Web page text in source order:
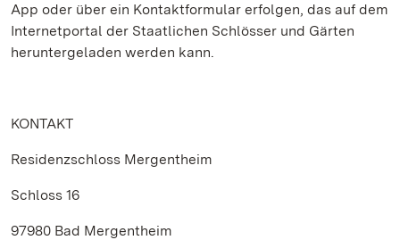
App oder über ein Kontaktformular erfolgen, das auf dem
Internetportal der Staatlichen Schlösser und Gärten
heruntergeladen werden kann.
KONTAKT
Residenzschloss Mergentheim
Schloss 16
97980 Bad Mergentheim